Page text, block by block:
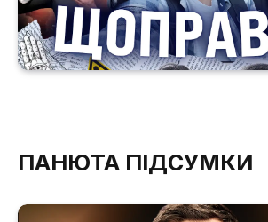
ПАНЮТА ПІДСУМКИ